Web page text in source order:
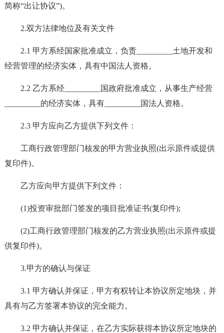
简称“出让协议”)。
2.双方法律地位及有关文件
2.1 甲方系经国家批准成立，负责_________土地开发和
经营管理的经济实体，具有中国法人资格。
2.2 乙方系经_________国政府批准成立，从事生产经营
_________的经济实体，具有_________国法人资格。
2.3 甲方应向乙方提供下列文件：
工商行政管理部门核发的甲方营业执照(出示原件或提供
复印件)。
乙方应向甲方提供下列文件：
(1)投资审批部门签发的项目批准证书(复印件);
(2)工商行政管理部门核发的乙方营业执照(出示原件或提
供复印件)。
3.甲方的确认与保证
3.1 甲方确认并保证，甲方有权转让本协议所定地块，并
具有与乙方签署本协议的完全能力。
3.2 甲方确认并保证，在乙方实际获得本协议所定地块的